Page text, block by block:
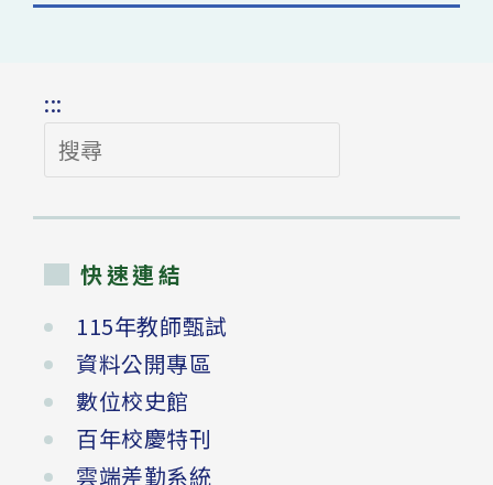
:::
搜
尋
快速連結
115年教師甄試
資料公開專區
數位校史館
百年校慶特刊
雲端差勤系統